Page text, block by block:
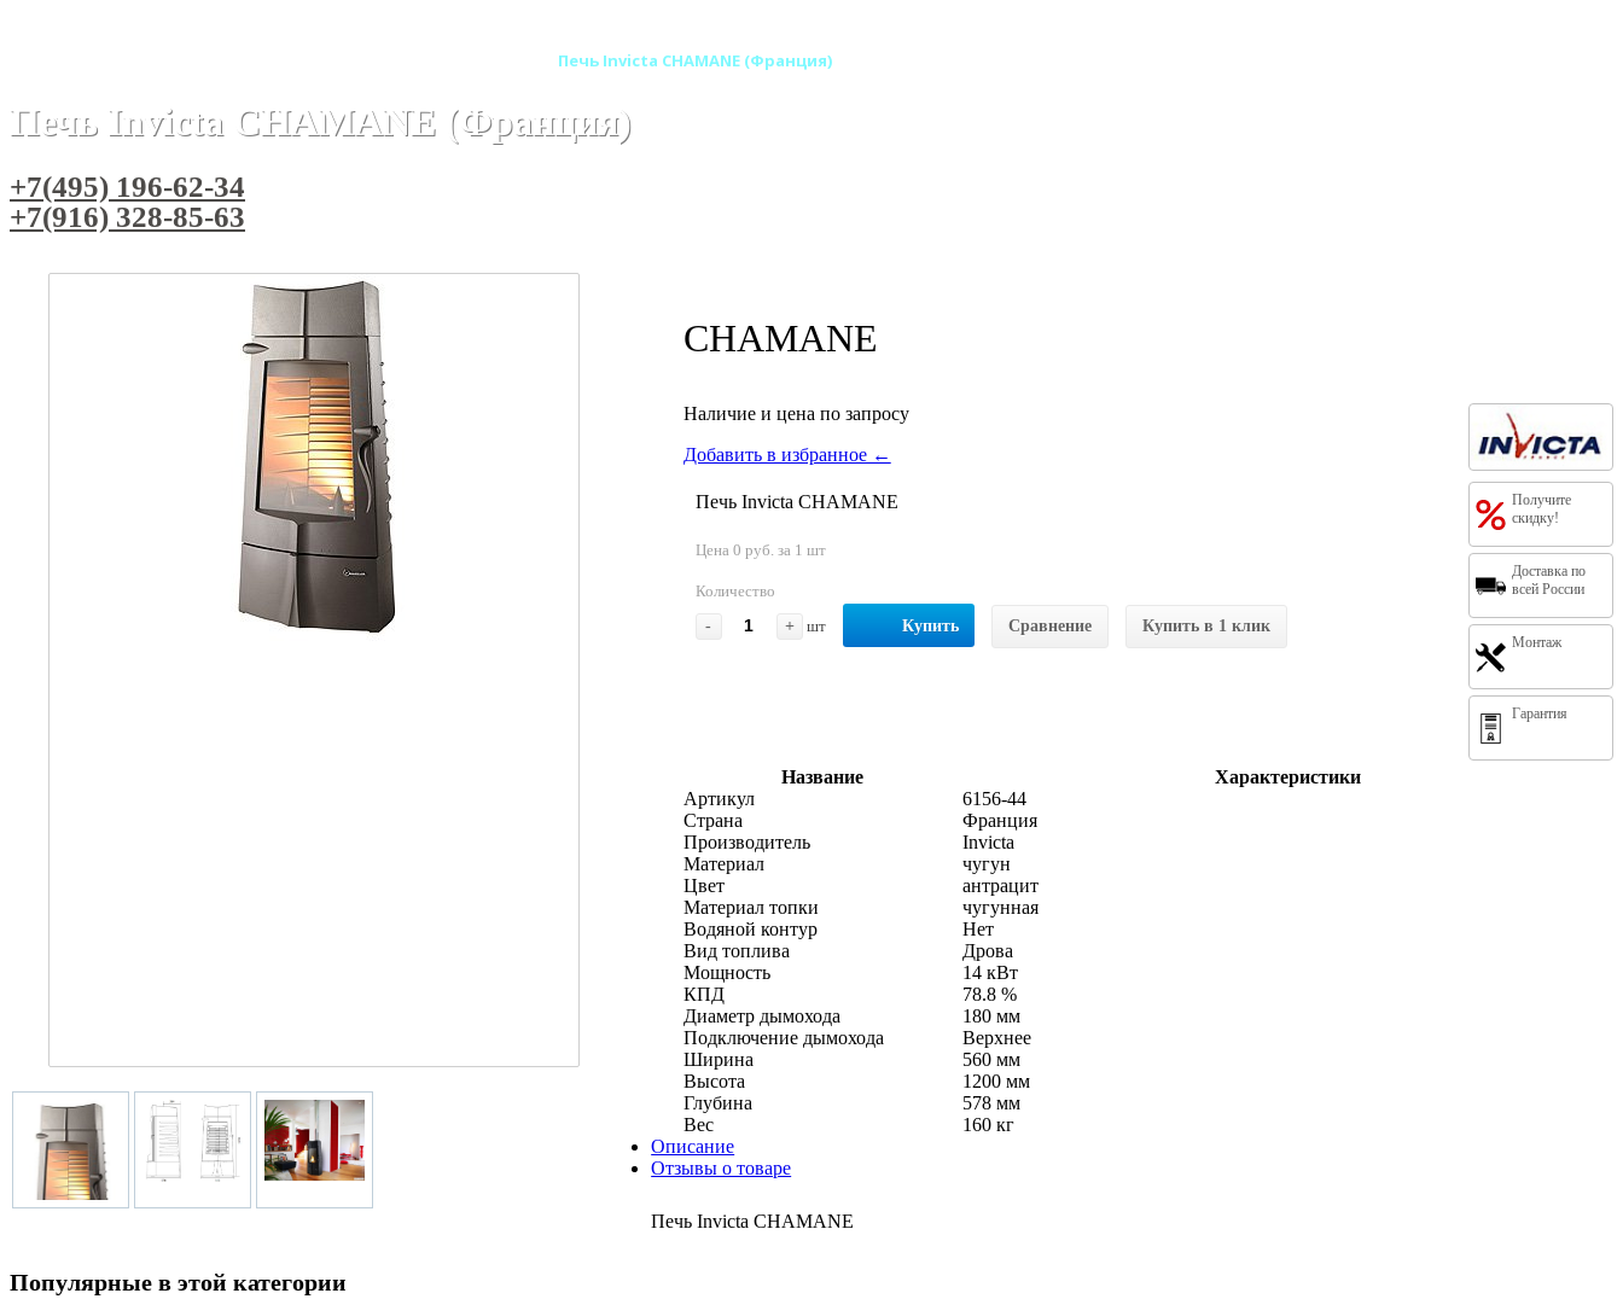
Печь Invicta CHAMANE (Франция)
Печь Invicta CHAMANE (Франция)
+7(495) 196-62-34
+7(916) 328-85-63
CHAMANE
Получите
скидку!
Доставка по
всей России
Монтаж
Гарантия
Наличие и цена по запросу
Добавить в избранное ←
Печь Invicta CHAMANE
Цена 0 руб. за 1 шт
Количество
-
+ шт Купить Сравнение Купить в 1 клик
Название
Характеристики
Артикул
6156-44
Страна
Франция
Производитель
Invicta
Материал
чугун
Цвет
антрацит
Материал топки
чугунная
Водяной контур
Нет
Вид топлива
Дрова
Мощность
14 кВт
КПД
78.8 %
Диаметр дымохода
180 мм
Подключение дымохода
Верхнее
Ширина
560 мм
Высота
1200 мм
Глубина
578 мм
Вес
160 кг
Описание
Отзывы о товаре
Печь Invicta CHAMANE
Популярные в этой категории